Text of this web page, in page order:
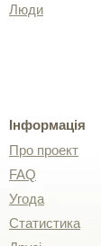
Люди
Інформація
Про проект
FAQ
Угода
Статистика